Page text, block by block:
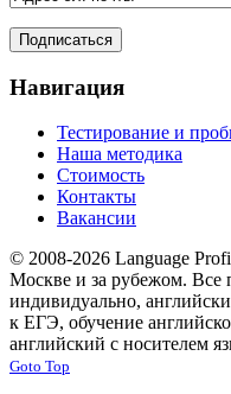
Навигация
Тестирование и
Наша методика
Стоимость
Контакты
Вакансии
© 2008-2026 Language
Москве и за рубежом.
индивидуально,
к ЕГЭ, обучение
английский с носителем
Goto Top